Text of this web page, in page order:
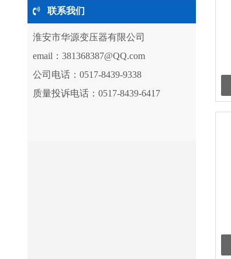
联系我们
淮安市华源变压器有限公司
email： 381368387@QQ.com
公司电话：0517-8439-9338
质量投诉电话：0517-8439-6417